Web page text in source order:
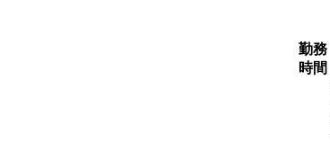
勤務
時間